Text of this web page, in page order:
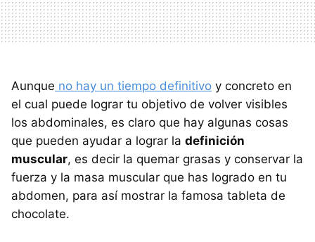
Aunque no hay un tiempo definitivo y concreto en
el cual puede lograr tu objetivo de volver visibles
los abdominales, es claro que hay algunas cosas
que pueden ayudar a lograr la definición
muscular, es decir la quemar grasas y conservar la
fuerza y la masa muscular que has logrado en tu
abdomen, para así mostrar la famosa tableta de
chocolate.